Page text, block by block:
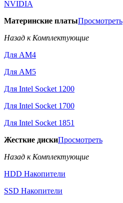
NVIDIA
Материнские платыПросмотреть
Назад к Комплектующие
Для AM4
Для AM5
Для Intel Socket 1200
Для Intel Socket 1700
Для Intel Socket 1851
Жесткие дискиПросмотреть
Назад к Комплектующие
HDD Накопители
SSD Накопители